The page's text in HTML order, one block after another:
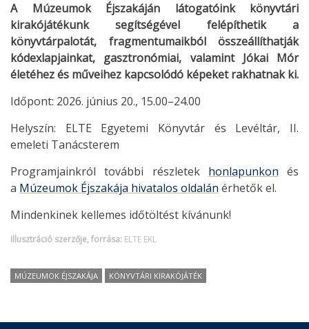
A Múzeumok Éjszakáján látogatóink könyvtári
kirakójátékunk segítségével felépíthetik a
könyvtárpalotát, fragmentumaikból összeállíthatják
kódexlapjainkat, gasztronómiai, valamint Jókai Mór
életéhez és műveihez kapcsolódó képeket rakhatnak ki.
Időpont: 2026. június 20., 15.00–24.00
Helyszín: ELTE Egyetemi Könyvtár és Levéltár, II.
emeleti Tanácsterem
Programjainkról további részletek honlapunkon és
a Múzeumok Éjszakája hivatalos oldalán érhetők el.
Mindenkinek kellemes időtöltést kívánunk!
Illusztráció szerzője, forrása: ELTE EKL
MÚZEUMOK ÉJSZAKÁJA KÖNYVTÁRI KIRAKÓJÁTÉK